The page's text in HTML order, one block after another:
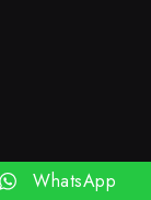
WhatsApp